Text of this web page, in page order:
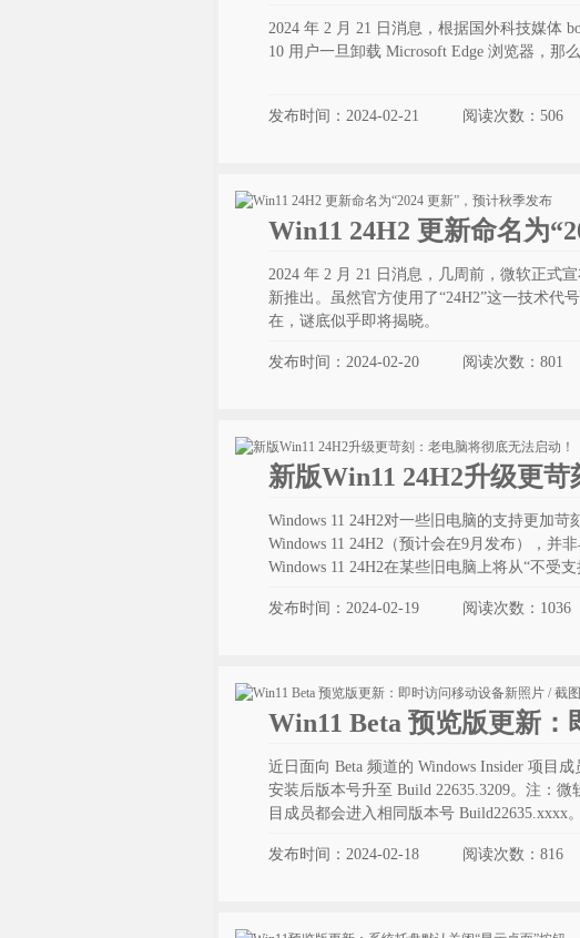
2024 年 2 月 21 日消息，根据国外科技媒体
10 用户一旦卸载 Microsoft Edge 浏览器，那
发布时间：2024-02-21 阅读次数： 506
Win11 24H2 更新命名为
2024 年 2 月 21 日消息，几周前，微软正式
新推出。虽然官方使用了“24H2”这一技术代
在，谜底似乎即将揭晓。
发布时间：2024-02-20 阅读次数： 801
新版Win11 24H2升级更
Windows 11 24H2对一些旧电脑的支持更加
Windows 11 24H2（预计会在9月发布），并
Windows 11 24H2在某些旧电脑上将从“不受支
发布时间：2024-02-19 阅读次数： 1036
Win11 Beta 预览版更新
近日面向 Beta 频道的 Windows Insider 项目
安装后版本号升至 Build 22635.3209。注：
目成员都会进入相同版本号 Build22635.xxxx。
发布时间：2024-02-18 阅读次数： 816